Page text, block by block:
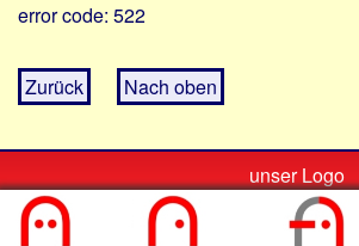
error code: 522
Zurück Nach oben
unser Logo